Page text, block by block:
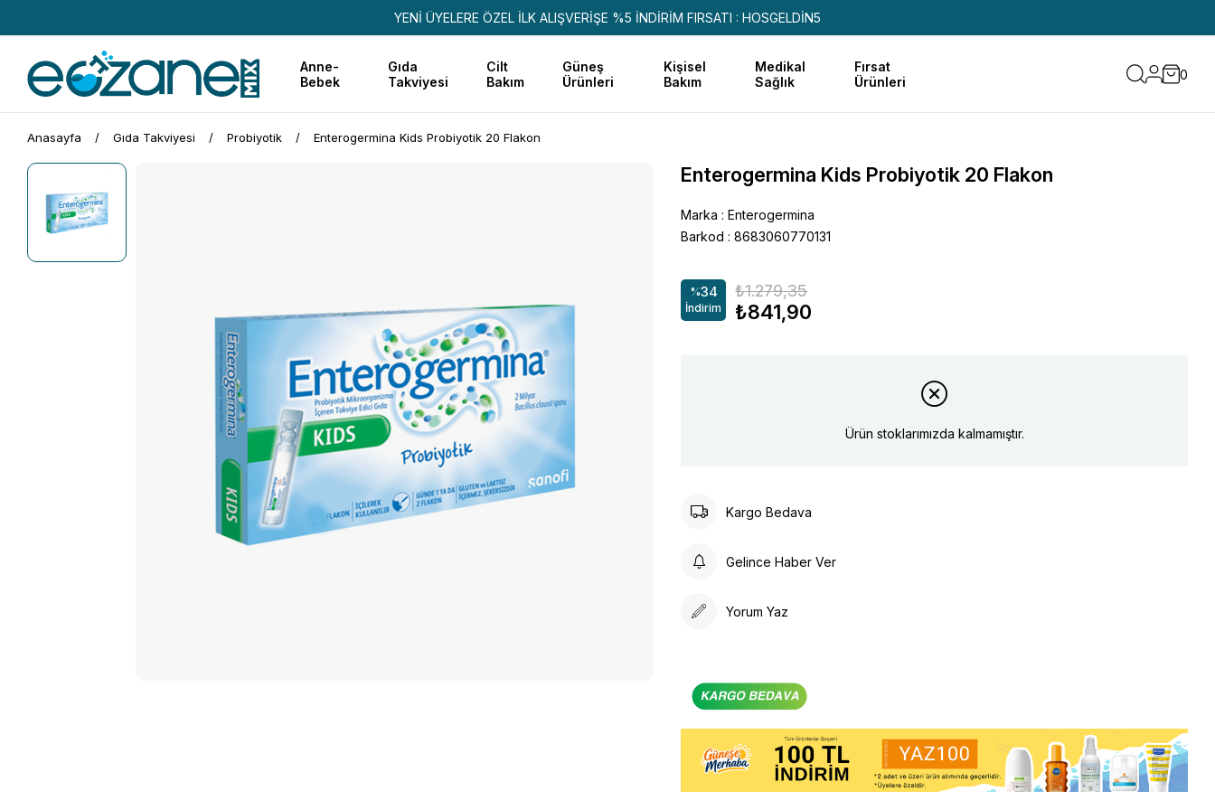
YENİ ÜYELERE ÖZEL İLK ALIŞVERİŞE %5 İNDİRİM FIRSATI : HOSGELDİN5
Anne-
Bebek
Gıda
Takviyesi
Cilt
Bakım
Güneş
Ürünleri
Kişisel
Bakım
Medikal
Sağlık
Fırsat
Ürünleri
0
Anasayfa Gıda Takviyesi Probiyotik Enterogermina Kids Probiyotik 20 Flakon
Enterogermina Kids Probiyotik 20 Flakon
Marka : Enterogermina
Barkod : 8683060770131
%34
İndirim
₺1.279,35
₺841,90
Ürün stoklarımızda kalmamıştır.
Kargo Bedava
Gelince Haber Ver
Yorum Yaz